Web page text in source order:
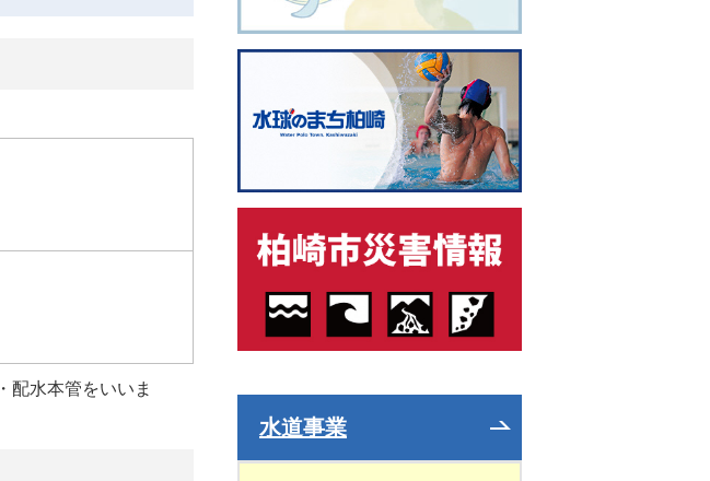
配水本管をいいま
水道事業